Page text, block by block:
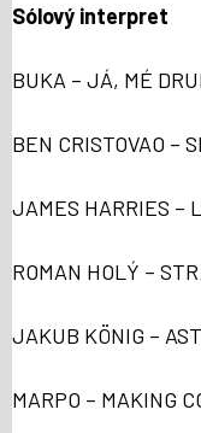
Sólový interpret
BUKA – JÁ, MÉ
BEN CRISTOVAO –
JAMES HARRIES –
ROMAN HOLÝ –
JAKUB KÖNIG –
MARPO – MAKING